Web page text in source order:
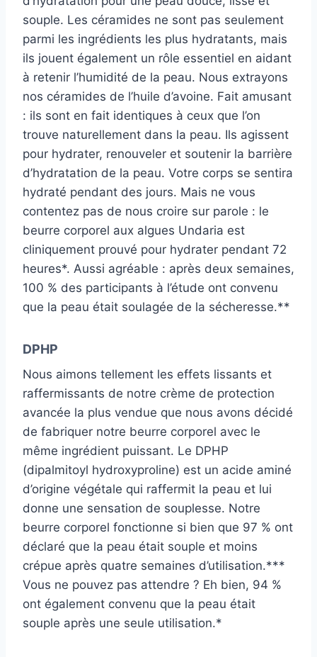
souple. Les céramides ne sont pas seulement
parmi les ingrédients les plus hydratants, mais
ils jouent également un rôle essentiel en aidant
à retenir l’humidité de la peau. Nous extrayons
nos céramides de l’huile d’avoine. Fait amusant
: ils sont en fait identiques à ceux que l’on
trouve naturellement dans la peau. Ils agissent
pour hydrater, renouveler et soutenir la barrière
d’hydratation de la peau. Votre corps se sentira
hydraté pendant des jours. Mais ne vous
contentez pas de nous croire sur parole : le
beurre corporel aux algues Undaria est
cliniquement prouvé pour hydrater pendant 72
heures*. Aussi agréable : après deux semaines,
100 % des participants à l’étude ont convenu
que la peau était soulagée de la sécheresse.**
DPHP
Nous aimons tellement les effets lissants et
raffermissants de notre crème de protection
avancée la plus vendue que nous avons décidé
de fabriquer notre beurre corporel avec le
même ingrédient puissant. Le DPHP
(dipalmitoyl hydroxyproline) est un acide aminé
d’origine végétale qui raffermit la peau et lui
donne une sensation de souplesse. Notre
beurre corporel fonctionne si bien que 97 % ont
déclaré que la peau était souple et moins
crépue après quatre semaines d’utilisation.***
Vous ne pouvez pas attendre ? Eh bien, 94 %
ont également convenu que la peau était
souple après une seule utilisation.*